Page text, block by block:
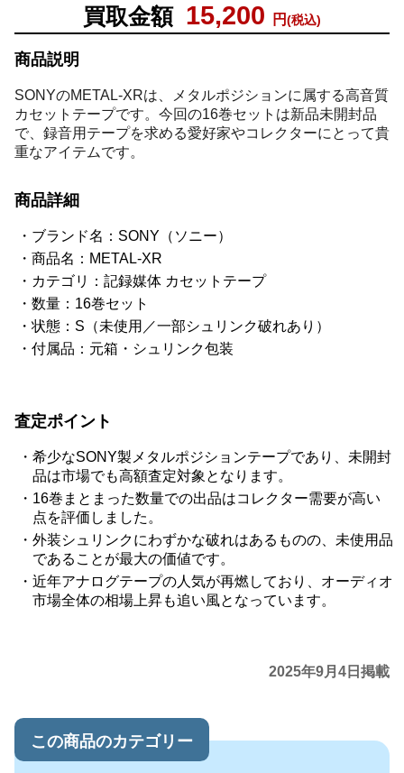
買取金額 15,200 円(税込)
商品説明
SONYのMETAL-XRは、メタルポジションに属する高音質
カセットテープです。今回の16巻セットは新品未開封品
で、録音用テープを求める愛好家やコレクターにとって貴
重なアイテムです。
商品詳細
ブランド名：SONY（ソニー）
商品名：METAL-XR
カテゴリ：記録媒体 カセットテープ
数量：16巻セット
状態：S（未使用／一部シュリンク破れあり）
付属品：元箱・シュリンク包装
査定ポイント
希少なSONY製メタルポジションテープであり、未開封
品は市場でも高額査定対象となります。
16巻まとまった数量での出品はコレクター需要が高い
点を評価しました。
外装シュリンクにわずかな破れはあるものの、未使用品
であることが最大の価値です。
近年アナログテープの人気が再燃しており、オーディオ
市場全体の相場上昇も追い風となっています。
2025年9月4日掲載
この商品のカテゴリー